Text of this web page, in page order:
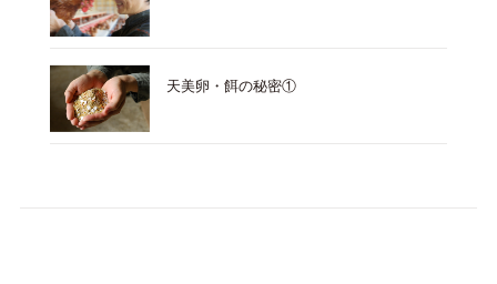
天美卵・餌の秘密①